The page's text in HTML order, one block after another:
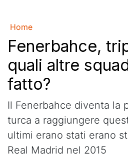
Home
Fenerbahce,
quali altre
fatto?
Il Fenerbahce diventa la
turca a raggiungere
ultimi erano stati erano
Real Madrid nel 2015